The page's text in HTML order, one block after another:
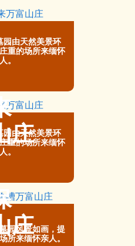
庄
园由天然美景环
重的场所来缅怀
。
庄
园由天然美景环
重的场所来缅怀
。
园风景如画，提
所来缅怀亲人。